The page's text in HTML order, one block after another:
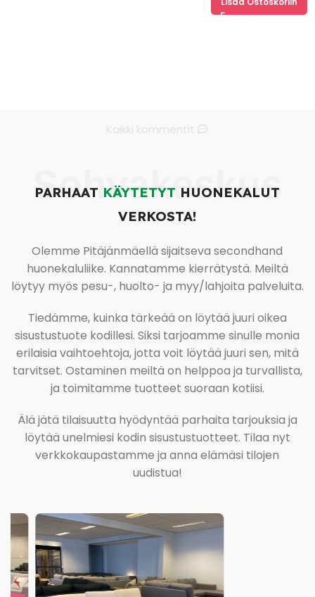
Sohvakeskus
PARHAAT KÄYTETYT HUONEKALUT
VERKOSTA!
Olemme Pitäjänmäellä sijaitseva secondhand
huonekaluliike. Kannatamme kierrätystä. Meiltä
löytyy myös pesu-, huolto- ja myy/lahjoita palveluita.
Tiedämme, kuinka tärkeää on löytää juuri oikea
sisustustuote kodillesi. Siksi tarjoamme sinulle monia
erilaisia vaihtoehtoja, jotta voit löytää juuri sen, mitä
tarvitset. Ostaminen meiltä on helppoa ja turvallista,
ja toimitamme tuotteet suoraan kotiisi.
Älä jätä tilaisuutta hyödyntää parhaita tarjouksia ja
löytää unelmiesi kodin sisustustuotteet. Tilaa nyt
verkkokaupastamme ja anna elämäsi tilojen
uudistua!